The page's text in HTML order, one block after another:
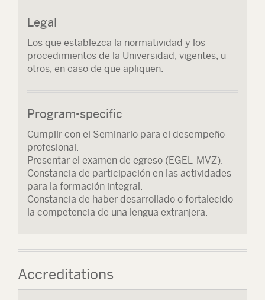
Legal
Los que establezca la normatividad y los
procedimientos de la Universidad, vigentes; u
otros, en caso de que apliquen.
Program-specific
Cumplir con el Seminario para el desempeño
profesional.
Presentar el examen de egreso (EGEL-MVZ).
Constancia de participación en las actividades
para la formación integral.
Constancia de haber desarrollado o fortalecido
la competencia de una lengua extranjera.
Accreditations